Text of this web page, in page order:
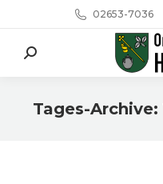
02653-7036
Search:
Tages-Archive: